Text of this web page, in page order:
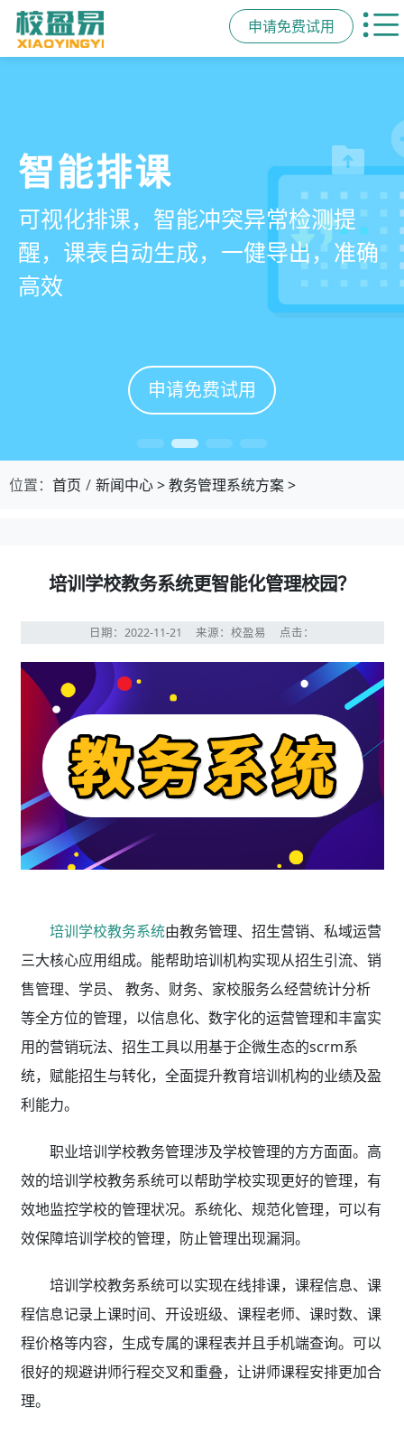
申请免费试用
管学校，用校盈易
培训机构教务管理系
统
有效提升运营管理效率45%
申请免费试用
智能排课
可视化排课，智能冲突异常检测提
醒，课表自动生成，一健导出，准确
高效
申请免费试用
课时统计
学员签到同步扣减课时，老师带课量
自动统计、汇总，数据清晰可查免扯
皮
申请免费试用
家校互动
一部手机链接教师、学员、家长，沟
通互动零距离，服务贴心铸口碑促续
费
申请免费试用
位置： 首页 新闻中心>教务管理系统方案>
培训学校教务系统更智能化管理校园？
日期：2022-11-21 来源：校盈易 点击：
培训学校教务系统由教务管理、招生营销、私域运营
三大核心应用组成。能帮助培训机构实现从招生引流、销
售管理、学员、 教务、财务、家校服务么经营统计分析
等全方位的管理，以信息化、数字化的运营管理和丰富实
用的营销玩法、招生工具以用基于企微生态的scrm系
统，赋能招生与转化，全面提升教育培训机构的业绩及盈
利能力。
职业培训学校教务管理涉及学校管理的方方面面。高
效的培训学校教务系统可以帮助学校实现更好的管理，有
效地监控学校的管理状况。系统化、规范化管理，可以有
效保障培训学校的管理，防止管理出现漏洞。
培训学校教务系统可以实现在线排课，课程信息、课
程信息记录上课时间、开设班级、课程老师、课时数、课
程价格等内容，生成专属的课程表并且手机端查询。可以
很好的规避讲师行程交叉和重叠，让讲师课程安排更加合
理。